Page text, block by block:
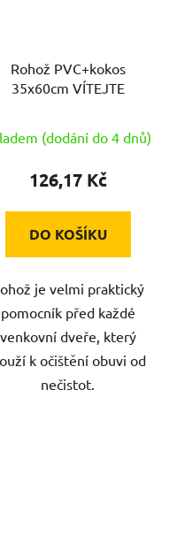
Rohož PVC+kokos
35x60cm VÍTEJTE
(dodání do 4 dnů)
126,17 Kč
DO KOŠÍKU
je velmi praktický
pomocník před každé
venkovní dveře, který
k očištění obuvi od
nečistot.